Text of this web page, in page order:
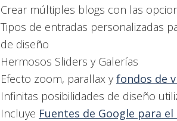
Crear múltiples blogs con las
Tipos de entradas personalizadas
de diseño
Hermosos Sliders y Galerías
Efecto zoom, parallax y fondos de
Infinitas posibilidades de diseño
Incluye Fuentes de Google para